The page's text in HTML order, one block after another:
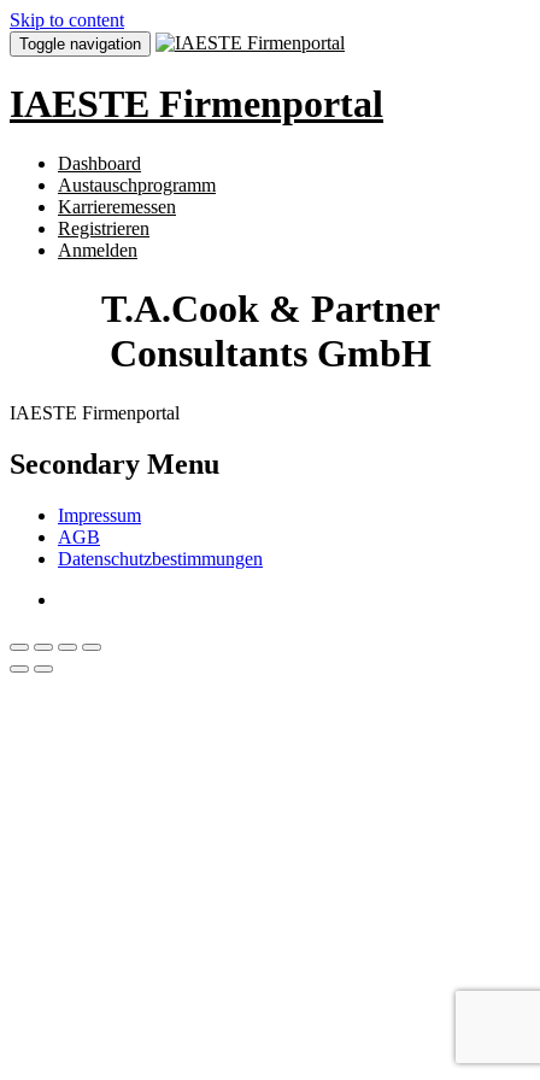
Skip to content
Toggle navigation
IAESTE Firmenportal
Dashboard
Austauschprogramm
Karrieremessen
Registrieren
Anmelden
T.A.Cook & Partner
Consultants GmbH
IAESTE Firmenportal
Secondary Menu
Impressum
AGB
Datenschutzbestimmungen